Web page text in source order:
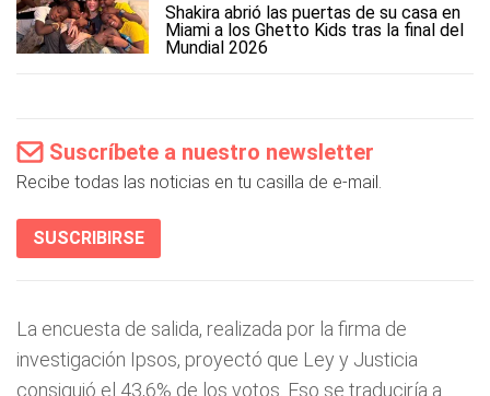
Shakira abrió las puertas de su casa en
Miami a los Ghetto Kids tras la final del
Mundial 2026
Suscríbete a nuestro newsletter
Recibe todas las noticias en tu casilla de e-mail.
SUSCRIBIRSE
La encuesta de salida, realizada por la firma de
investigación Ipsos, proyectó que Ley y Justicia
consiguió el 43,6% de los votos. Eso se traduciría a